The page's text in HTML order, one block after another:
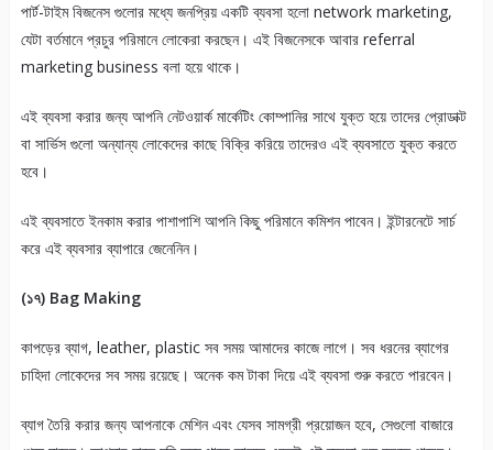
পার্ট-টাইম বিজনেস গুলোর মধ্যে জনপ্রিয় একটি ব্যবসা হলো network marketing,
যেটা বর্তমানে প্রচুর পরিমানে লোকেরা করছেন। এই বিজনেসকে আবার referral
marketing business বলা হয়ে থাকে।
এই ব্যবসা করার জন্য আপনি নেটওয়ার্ক মার্কেটিং কোম্পানির সাথে যুক্ত হয়ে তাদের প্রোডাক্ট
বা সার্ভিস গুলো অন্যান্য লোকেদের কাছে বিক্রি করিয়ে তাদেরও এই ব্যবসাতে যুক্ত করতে
হবে।
এই ব্যবসাতে ইনকাম করার পাশাপাশি আপনি কিছু পরিমানে কমিশন পাবেন। ইন্টারনেটে সার্চ
করে এই ব্যবসার ব্যাপারে জেনেনিন।
(১৭) Bag Making
কাপড়ের ব্যাগ, leather, plastic সব সময় আমাদের কাজে লাগে। সব ধরনের ব্যাগের
চাহিদা লোকেদের সব সময় রয়েছে। অনেক কম টাকা দিয়ে এই ব্যবসা শুরু করতে পারবেন।
ব্যাগ তৈরি করার জন্য আপনাকে মেশিন এবং যেসব সামগ্রী প্রয়োজন হবে, সেগুলো বাজারে